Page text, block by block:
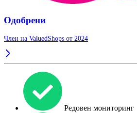
Одобрени
Член на ValuedShops от 2024
Редовен мониторинг